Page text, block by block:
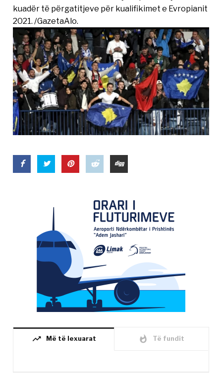
kuadër të përgatitjeve për kualifikimet e Evropianit
2021. /GazetaAlo.
trending_up Më të lexuarat whatshot Të fundit